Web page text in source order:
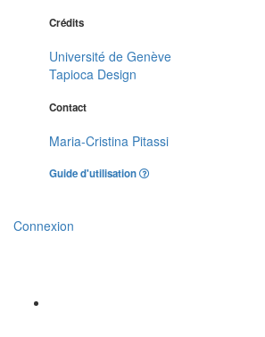
Crédits
Université de Genève
Tapioca Design
Contact
Maria-Cristina Pitassi
Guide d'utilisation
Connexion